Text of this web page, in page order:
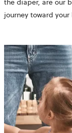
the diaper, are our
journey toward